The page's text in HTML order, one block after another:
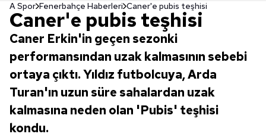
A Spor Fenerbahçe Haberleri Caner'e pubis teşhisi
Caner'e pubis teşhisi
Caner Erkin'in geçen sezonki
performansından uzak kalmasının sebebi
ortaya çıktı. Yıldız futbolcuya, Arda
Turan'ın uzun süre sahalardan uzak
kalmasına neden olan 'Pubis' teşhisi
kondu.